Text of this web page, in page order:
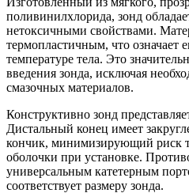
поливинилхлорида, зонд
нетоксичными свойствами.
термопластичным, что означает
температуре тела. Это
введения зонда, исключая
смазочных материалов.
Конструктивно зонд
Дистальный конец имеет
кончик, минимизирующий риск
оболочки при установке.
универсальным катетерным
соответствует размеру зонда.